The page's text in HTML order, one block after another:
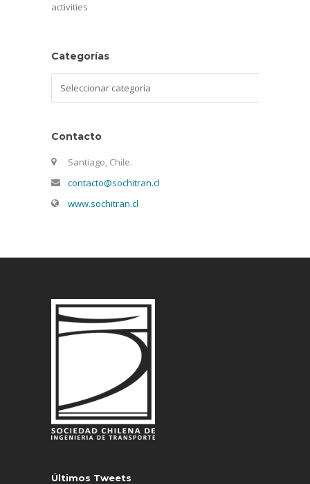
activities
Categorías
Contacto
Santiago, Chile.
contacto@sochitran.cl
www.sochitran.cl
Últimos Tweets